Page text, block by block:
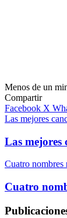
Menos de un
Compartir
Facebook X
Las mejores
Las mejores
Cuatro nombres
Cuatro